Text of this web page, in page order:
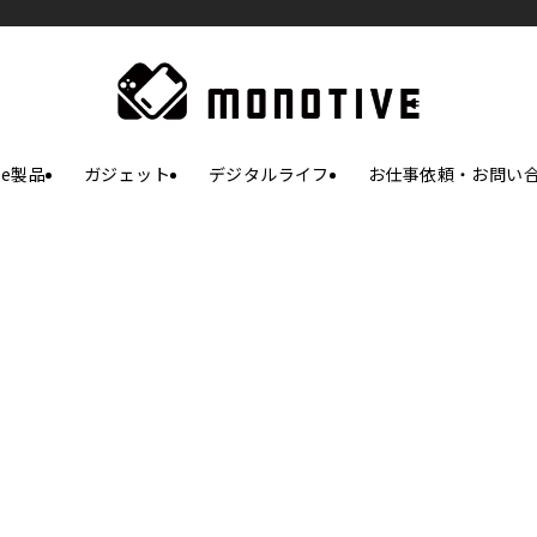
製品 ガジェット デジタルライフ お仕事依頼・お問い